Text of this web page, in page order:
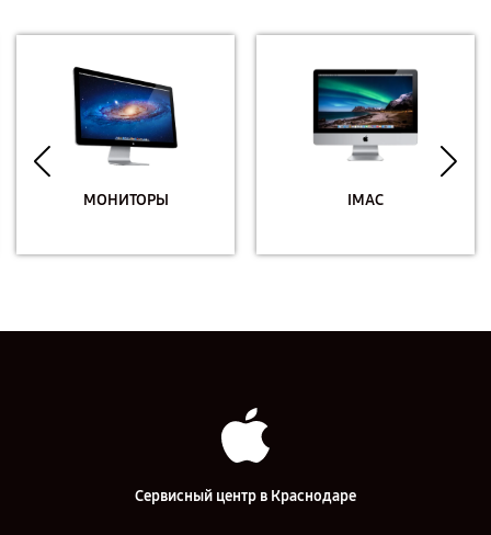
МОНИТОРЫ IMAC
Сервисный центр в Краснодаре